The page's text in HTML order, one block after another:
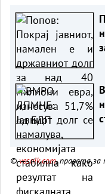
©vesnik.com, правата за